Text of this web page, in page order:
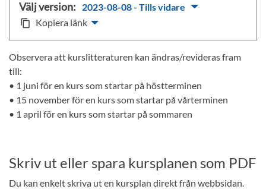
Välj version: 2023-08-08 - Tills vidare
content_copy Kopiera länk
Observera att kurslitteraturen kan ändras/revideras fram
till:
• 1 juni för en kurs som startar på höstterminen
• 15 november för en kurs som startar på vårterminen
• 1 april för en kurs som startar på sommaren
Skriv ut eller spara kursplanen som PDF
Du kan enkelt skriva ut en kursplan direkt från webbsidan.